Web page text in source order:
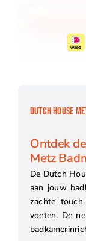
DUTCH HOUSE
Ontdek
Metz
De Dutch
aan jouw
zachte
voeten. De